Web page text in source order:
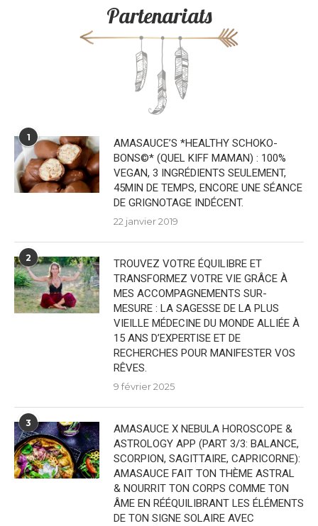
Partenariats
1
AMASAUCE’S *HEALTHY SCHOKO-
BONS©* (QUEL KIFF MAMAN) : 100%
VEGAN, 3 INGRÉDIENTS SEULEMENT,
45MIN DE TEMPS, ENCORE UNE SÉANCE
DE GRIGNOTAGE INDÉCENT.
22 janvier 2019
2
TROUVEZ VOTRE ÉQUILIBRE ET
TRANSFORMEZ VOTRE VIE GRÂCE À
MES ACCOMPAGNEMENTS SUR-
MESURE : LA SAGESSE DE LA PLUS
VIEILLE MÉDECINE DU MONDE ALLIÉE À
15 ANS D’EXPERTISE ET DE
RECHERCHES POUR MANIFESTER VOS
RÊVES.
9 février 2025
3
AMASAUCE X NEBULA HOROSCOPE &
ASTROLOGY APP (PART 3/3: BALANCE,
SCORPION, SAGITTAIRE, CAPRICORNE):
AMASAUCE FAIT TON THÈME ASTRAL
& NOURRIT TON CORPS COMME TON
ÂME EN RÉÉQUILIBRANT LES ÉLÉMENTS
DE TON SIGNE SOLAIRE AVEC